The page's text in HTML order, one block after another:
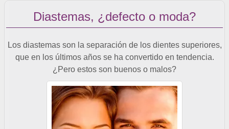
Diastemas, ¿defecto o moda?
Los diastemas son la separación de los dientes superiores,
que en los últimos años se ha convertido en tendencia.
¿Pero estos son buenos o malos?